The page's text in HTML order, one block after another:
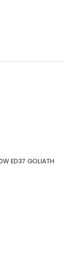
ED37 GOLIATH